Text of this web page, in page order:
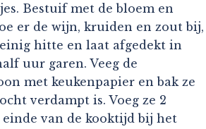
Bestuif met de bloem en
er de wijn, kruiden en zout bij,
hitte en laat afgedekt in
uur garen. Veeg de
met keukenpapier en bak ze
verdampt is. Voeg ze 2
van de kooktijd bij het